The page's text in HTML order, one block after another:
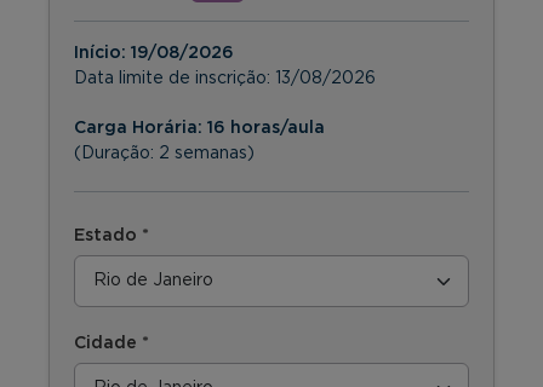
Início: 19/08/2026
Data limite de inscrição: 13/08/2026
Carga Horária: 16 horas/aula
(Duração: 2 semanas)
Estado *
Cidade *